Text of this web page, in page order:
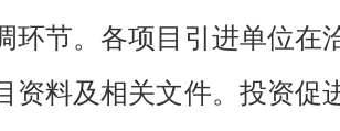
环节。各项目引进单位在
资料及相关文件。投资促